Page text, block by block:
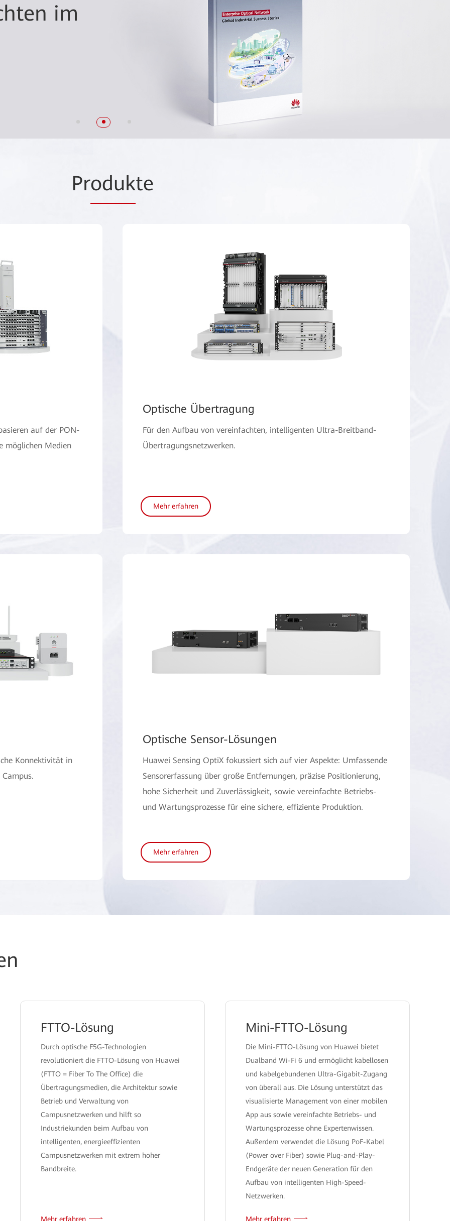
Reviews
im
Welt
Produkte
auf der PON-
möglichen Medien
Optische Übertragung
Für den Aufbau von vereinfachten, intelligenten Ultra-Breitband-
Übertragungsnetzwerken.
Mehr erfahren
Konnektivität in
Optische Sensor-Lösungen
Huawei Sensing OptiX fokussiert sich auf vier Aspekte: Umfassende
Sensorerfassung über große Entfernungen, präzise Positionierung,
hohe Sicherheit und Zuverlässigkeit, sowie vereinfachte Betriebs-
und Wartungsprozesse für eine sichere, effiziente Produktion.
Mehr erfahren
FTTO-Lösung
Durch optische F5G-Technologien
revolutioniert die FTTO-Lösung von Huawei
(FTTO = Fiber To The Office) die
Übertragungsmedien, die Architektur sowie
Betrieb und Verwaltung von
Campusnetzwerken und hilft so
Industriekunden beim Aufbau von
intelligenten, energieeffizienten
Campusnetzwerken mit extrem hoher
Bandbreite.
Mehr erfahren
Mini-FTTO-Lösung
Die Mini-FTTO-Lösung von Huawei bietet
Dualband Wi-Fi 6 und ermöglicht kabellosen
und kabelgebundenen Ultra-Gigabit-Zugang
von überall aus. Die Lösung unterstützt das
visualisierte Management von einer mobilen
App aus sowie vereinfachte Betriebs- und
Wartungsprozesse ohne Expertenwissen.
Außerdem verwendet die Lösung PoF-Kabel
(Power over Fiber) sowie Plug-and-Play-
Endgeräte der neuen Generation für den
Aufbau von intelligenten High-Speed-
Netzwerken.
Mehr erfahren